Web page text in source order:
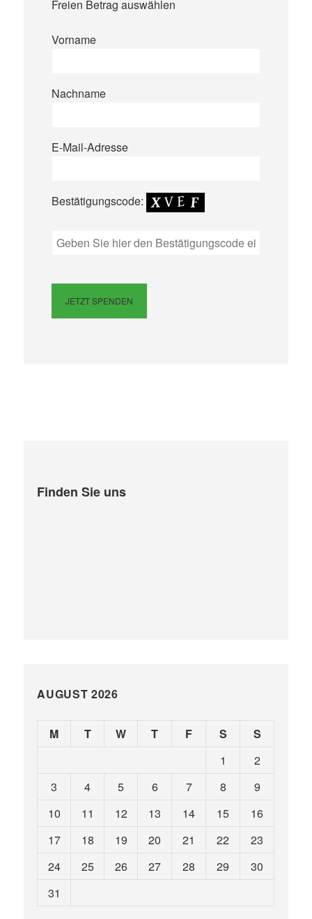
Freien Betrag auswählen
Vorname
Nachname
E-Mail-Adresse
Bestätigungscode:
Finden Sie uns
AUGUST 2026
M T W T F S
S
1
2
3
4 5 6 7 8
9
10
11 12 13 14 15
16
17
18 19 20 21 22
23
24
25 26 27 28 29
30
31